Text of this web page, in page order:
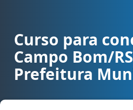
Curso para concurso Campo Bom/RS -
Curso para
Campo Bom/
Prefeitura